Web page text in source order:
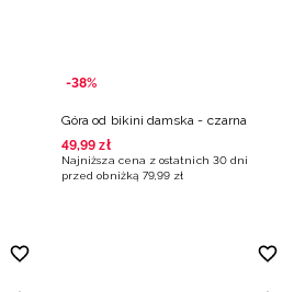
-38%
Góra od bikini damska - czarna
49,99 zł
Najniższa cena z ostatnich 30 dni
przed obniżką 79,99 zł